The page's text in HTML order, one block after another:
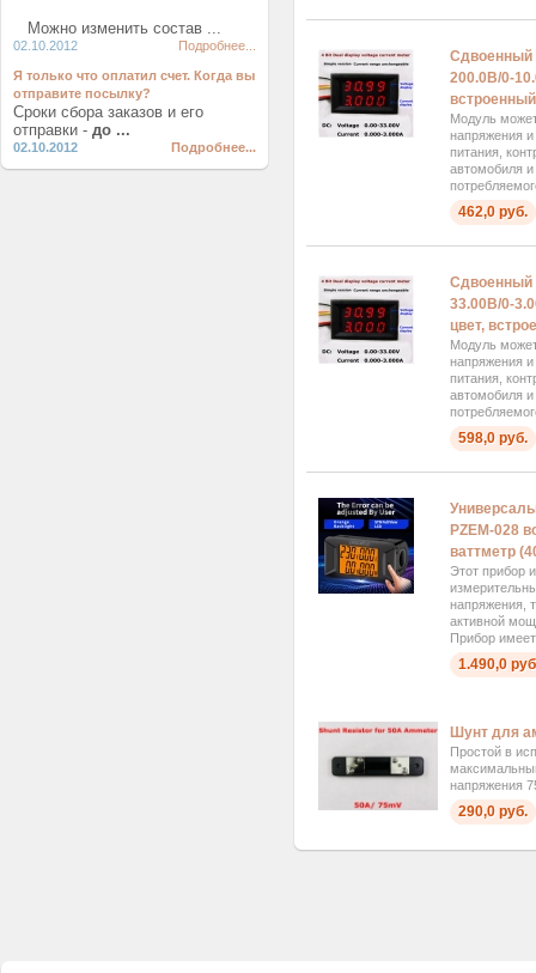
Сдвоенный
200.0В/0-
Модуль
напряжения и
питания,
автомобиля
462,0 руб.
Сдвоенный
33.00В/0-
цвет,
Модуль
напряжения и
питания,
автомобиля
598,0 руб.
PZEM-028
ваттметр
Этот прибор
напряжения,
активной
Прибор
1.490,0
Шунт для
Простой в
напряжения
290,0 руб.
Можно изменить состав ...
02.10.2012 Подробнее...
Я только что оплатил счет. Когда вы
отправите посылку?
Сроки сбора заказов и его
отправки - до ...
02.10.2012 Подробнее...